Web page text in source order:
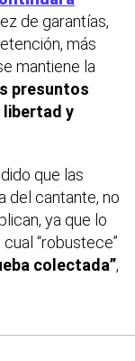
de garantías,
más
mantiene la
presuntos
libertad y
que las
del cantante, no
ya que lo
“robustece”
colectada”,